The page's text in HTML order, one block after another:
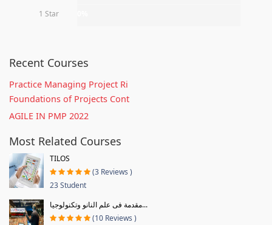
1 Star
Recent Courses
Practice Managing Project Ri
Foundations of Projects Cont
AGILE IN PMP 2022
Most Related Courses
TILOS
(3 Reviews )
23 Student
مقدمة فى علم النانو وتكنولوجيا...
(10 Reviews )